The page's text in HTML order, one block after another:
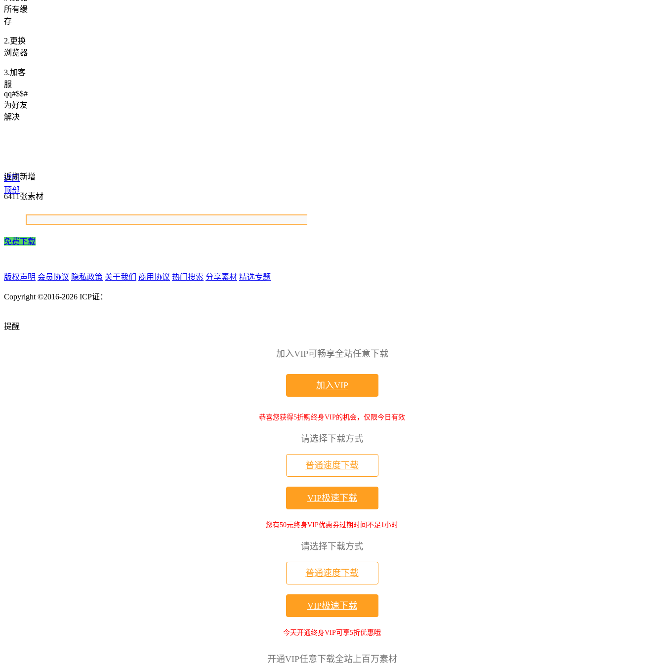
所有缓
存
2.更换
浏览器
3.加客
服
qq#$$#
为好友
解决
返回
顶部
近期新增
6411张素材
免费下载
版权声明 会员协议 隐私政策 关于我们 商用协议 热门搜索 分享素材 精选专题
Copyright ©2016-2026 ICP证：
提醒
加入VIP可畅享全站任意下载
加入VIP
恭喜您获得5折购终身VIP的机会，仅限今日有效
请选择下载方式
普通速度下载
VIP极速下载
您有50元终身VIP优惠券过期时间不足1小时
请选择下载方式
普通速度下载
VIP极速下载
今天开通终身VIP可享5折优惠哦
开通VIP任意下载全站上百万素材